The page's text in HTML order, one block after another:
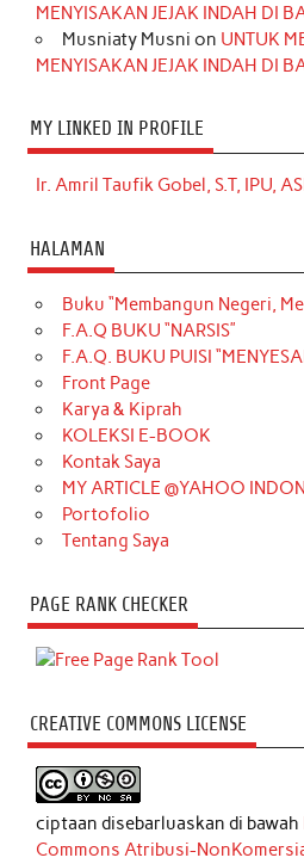
MENYISAKAN JEJAK INDAH DI
Musniaty Musni on UNTUK
MENYISAKAN JEJAK INDAH DI
MY LINKED IN PROFILE
Ir. Amril Taufik Gobel, S.T, IPU,
HALAMAN
Buku “Membangun Negeri,
F.A.Q BUKU “NARSIS”
F.A.Q. BUKU PUISI
Front Page
Karya & Kiprah
KOLEKSI E-BOOK
Kontak Saya
MY ARTICLE @YAHOO
Portofolio
Tentang Saya
PAGE RANK CHECKER
CREATIVE COMMONS LICENSE
ciptaan disebarluaskan di bawah
Commons Atribusi-